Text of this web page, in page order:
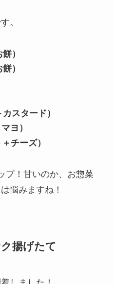
。
）
）
スタード）
ヨ）
チーズ）
プ！甘いのか、お惣菜
悩みますね！
揚げたて